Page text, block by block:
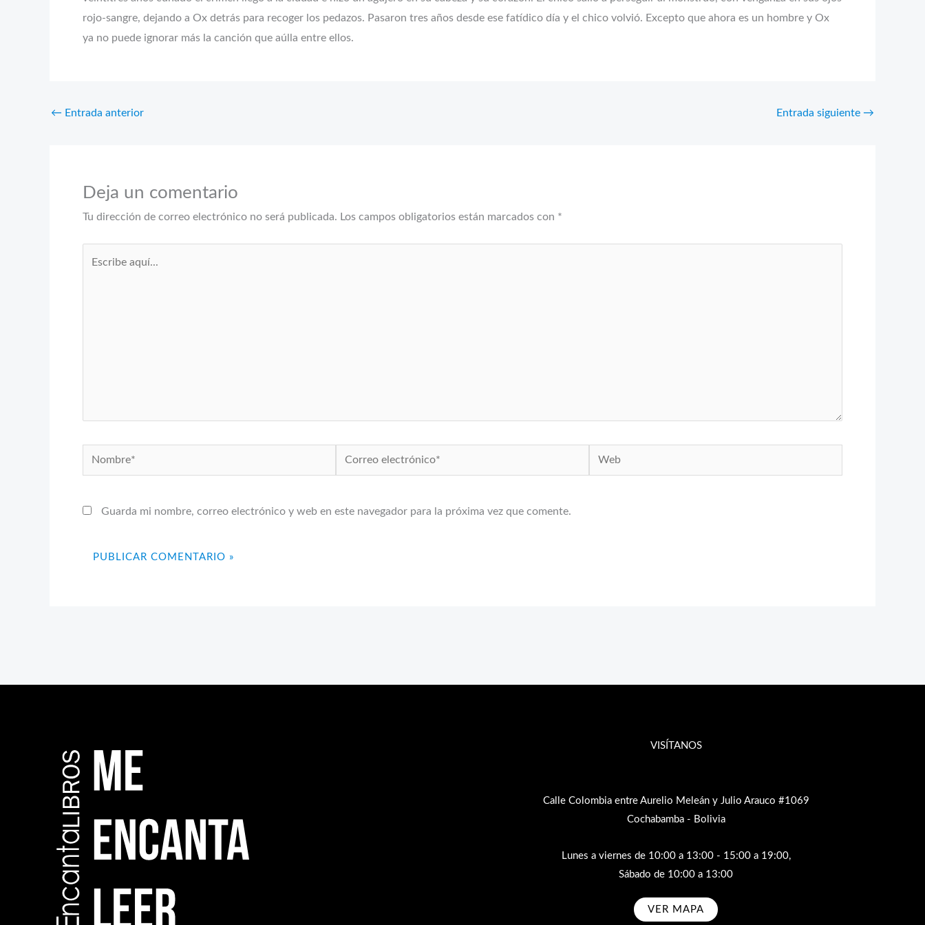
rojo-sangre, dejando a Ox detrás para recoger los pedazos. Pasaron tres años desde ese fatídico día y el chico volvió. Excepto que ahora es un hombre y Ox
ya no puede ignorar más la canción que aúlla entre ellos.
← Entrada anterior Entrada siguiente →
Deja un comentario
Tu dirección de correo electrónico no será publicada. Los campos obligatorios están marcados con *
Nombre*
Correo
electrónico*
Web
Guarda mi nombre, correo electrónico y web en este navegador para la próxima vez que comente.
VISÍTANOS
Calle Colombia entre Aurelio Meleán y Julio Arauco #1069
Cochabamba - Bolivia
Lunes a viernes de 10:00 a 13:00 - 15:00 a 19:00,
Sábado de 10:00 a 13:00
VER MAPA